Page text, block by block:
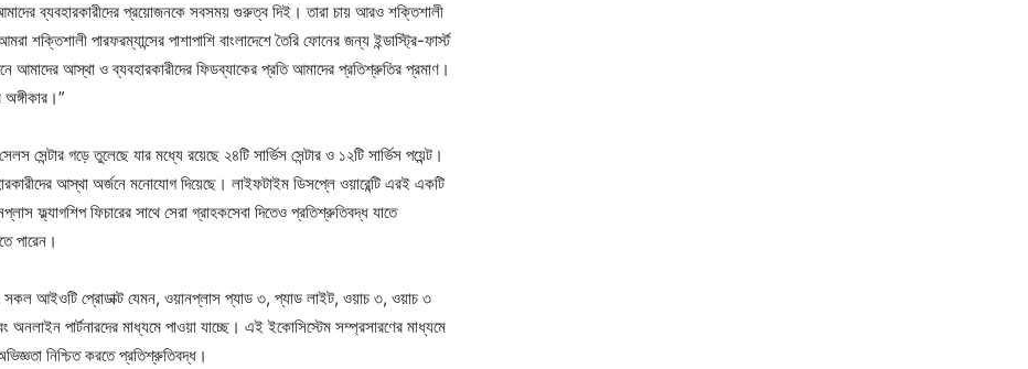
ব্যবহারকারীদের প্রয়োজনকে সবসময় গুরুত্ব দিই। তারা চায় আরও শক্তিশালী
শক্তিশালী পারফরম্যান্সের পাশাপাশি বাংলাদেশে তৈরি ফোনের জন্য ইন্ডাস্ট্রি-ফার্স্ট
আমাদের আস্থা ও ব্যবহারকারীদের ফিডব্যাকের প্রতি আমাদের প্রতিশ্রুতির প্রমাণ।
সেন্টার গড়ে তুলেছে যার মধ্যে রয়েছে ২৪টি সার্ভিস সেন্টার ও ১২টি সার্ভিস পয়েন্ট।
আস্থা অর্জনে মনোযোগ দিয়েছে। লাইফটাইম ডিসপ্লে ওয়ারেন্টি এরই একটি
ফ্ল্যাগশিপ ফিচারের সাথে সেরা গ্রাহকসেবা দিতেও প্রতিশ্রুতিবদ্ধ যাতে
পারেন।
আইওটি প্রোডাক্ট যেমন, ওয়ানপ্লাস প্যাড ৩, প্যাড লাইট, ওয়াচ ৩, ওয়াচ ৩
পার্টনারদের মাধ্যমে পাওয়া যাচ্ছে। এই ইকোসিস্টেম সম্প্রসারণের মাধ্যমে
নিশ্চিত করতে প্রতিশ্রুতিবদ্ধ।